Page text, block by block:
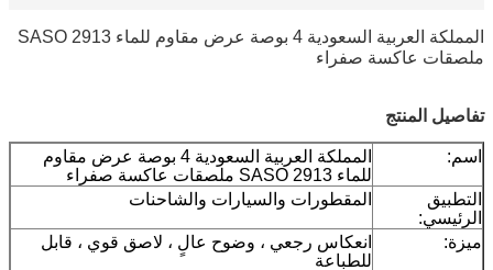
المملكة العربية السعودية 4 بوصة عرض مقاوم للماء SASO 2913
ملصقات عاكسة صفراء
تفاصيل المنتج
اسم:
المملكة العربية السعودية 4 بوصة عرض مقاوم
للماء SASO 2913 ملصقات عاكسة صفراء
التطبيق
الرئيسي:
المقطورات والسيارات والشاحنات
ميزة:
انعكاس رجعي ، وضوح عالٍ ، لاصق قوي ، قابل
للطباعة